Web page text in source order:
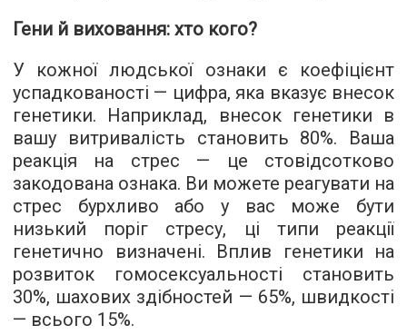
Гени й виховання: хто кого?
У кожної людської ознаки є коефіцієнт
успадкованості — цифра, яка вказує внесок
генетики. Наприклад, внесок генетики в
вашу витривалість становить 80%. Ваша
реакція на стрес — це стовідсотково
закодована ознака. Ви можете реагувати на
стрес бурхливо або у вас може бути
низький поріг стресу, ці типи реакції
генетично визначені. Вплив генетики на
розвиток гомосексуальності становить
30%, шахових здібностей — 65%, швидкості
— всього 15%.